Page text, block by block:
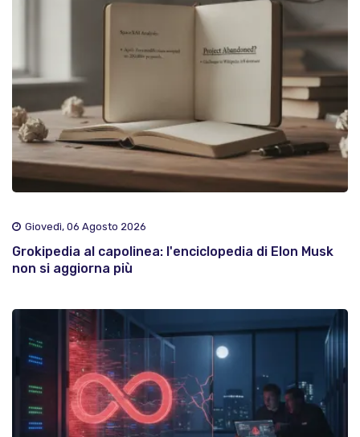
Giovedì, 06 Agosto 2026
Grokipedia al capolinea: l'enciclopedia di Elon Musk
non si aggiorna più